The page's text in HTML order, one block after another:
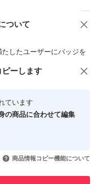
ついて
したユーザーにバッジを
全なユーザーです
完了させた実績があります
商品への質問
ピーします
ています
の商品に合わせて編集
商品情報コピー機能について